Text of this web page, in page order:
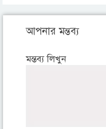
আপনার মন্তব্য
মন্তব্য লিখুন